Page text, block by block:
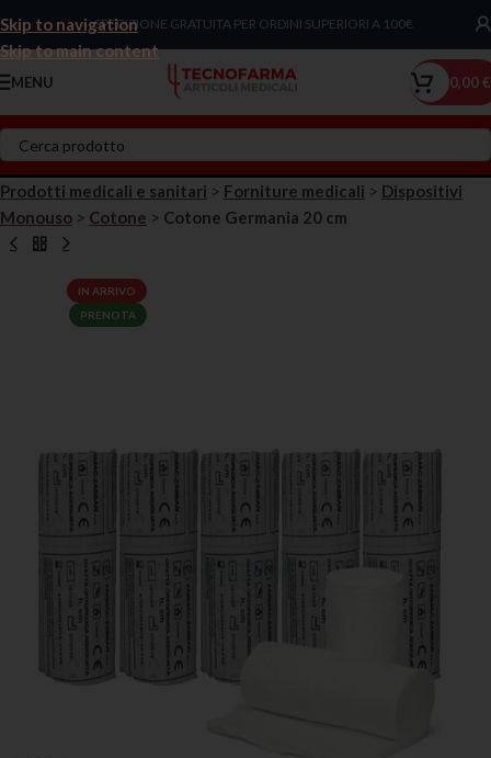
Skip to navigation
Skip to main content
Chiama Ora!SPEDIZIONE GRATUITA PER ORDINI SUPERIORI A 100€
MENU 0,00€
Prodotti medicali e sanitari > Forniture medicali > Dispositivi
Monouso > Cotone > Cotone Germania 20 cm
IN ARRIVO
PRENOTA